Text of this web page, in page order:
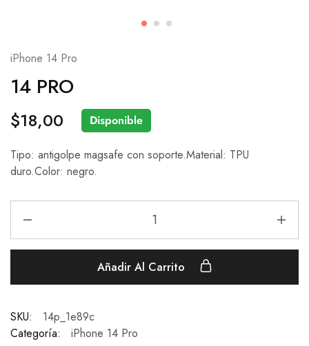
iPhone 14 Pro
14 PRO
$18,00 Disponible
Tipo: antigolpe magsafe con soporte.Material: TPU
duro.Color: negro.
Añadir Al Carrito
SKU:
14p_1e89c
Categoría:
iPhone 14 Pro